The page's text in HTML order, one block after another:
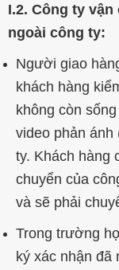
I.2. Công ty
ngoài công ty:
Người giao
khách hàng
không còn
video phản ánh
ty. Khách hàng
chuyển của
và sẽ phải
Trong trường
ký xác nhận đã